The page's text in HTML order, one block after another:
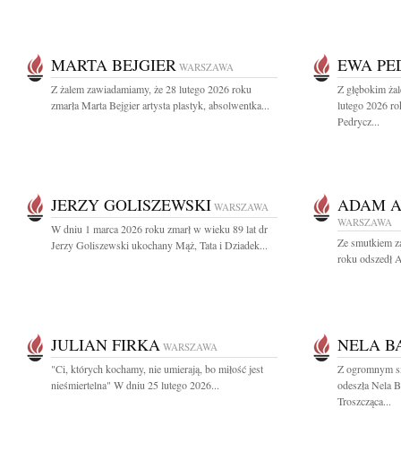
MARTA BEJGIER WARSZAWA
Z żalem zawiadamiamy, że 28 lutego 2026 roku
zmarła Marta Bejgier artysta plastyk, absolwentka...
EWA
Z głębokim
lutego 2026
Pedrycz...
JERZY GOLISZEWSKI WARSZAWA
W dniu 1 marca 2026 roku zmarł w wieku 89 lat dr
Jerzy Goliszewski ukochany Mąż, Tata i Dziadek...
ADAM
WARSZAWA
Ze smutkiem
roku odszedł
JULIAN FIRKA WARSZAWA
"Ci, których kochamy, nie umierają, bo miłość jest
nieśmiertelna" W dniu 25 lutego 2026...
NELA
Z ogromnym
odeszła Nela
Troszcząca...